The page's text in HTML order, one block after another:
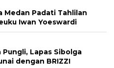
Medan Padati Tahlilan
Iwan Yoeswardi
Pungli, Lapas Sibolga
dengan BRIZZI